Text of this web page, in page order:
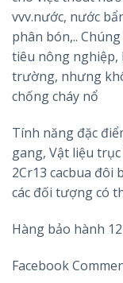
vvv.nước, nước
phân bón,..
tiêu nông nghiệp,
trường, nhưng
chống cháy nổ
Tính năng đặc
gang, Vật liệu
2Cr13 cacbua đôi
các đối tượng có
Hàng bảo hành
Facebook